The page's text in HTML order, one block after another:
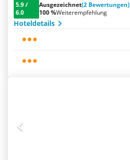
5.9/
6.0
Ausgezeichnet(2 Bewertungen)
100 %Weiterempfehlung
Hoteldetails